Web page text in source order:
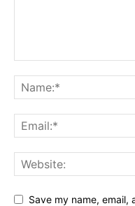
Save my name,